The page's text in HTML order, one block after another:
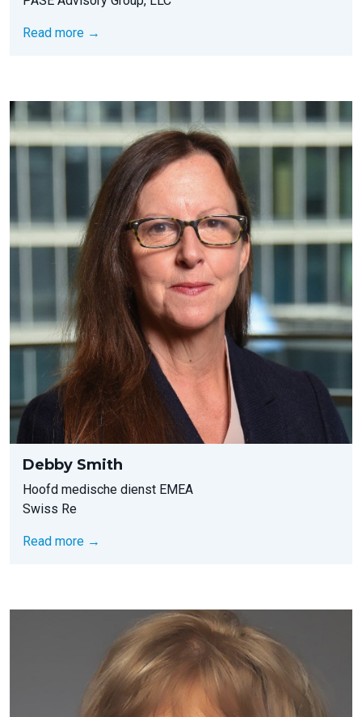
Read more →
Debby Smith
Hoofd medische dienst EMEA
Swiss Re
Read more →